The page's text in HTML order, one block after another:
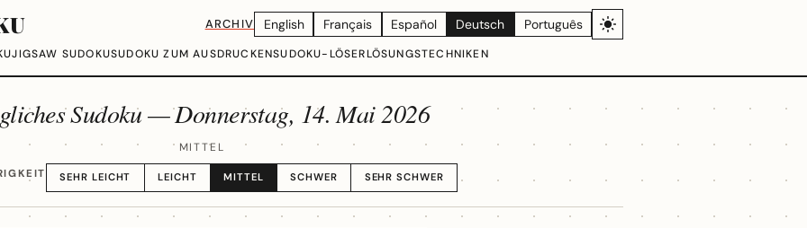
ARCHIV English Français Español Deutsch Português
JIGSAW SUDOKUSUDOKU ZUM AUSDRUCKENSUDOKU-LÖSERLÖSUNGSTECHNIKEN
Sudoku —Donnerstag, 14. Mai 2026
MITTEL
SEHR LEICHT LEICHT MITTEL SCHWER SEHR SCHWER